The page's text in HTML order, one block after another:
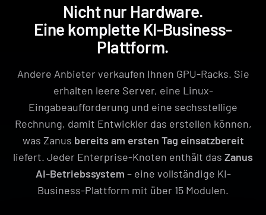
Nicht nur Hardware.
Eine komplette KI-Business-
Plattform.
Andere Anbieter verkaufen Ihnen GPU-Racks. Sie
erhalten leere Server, eine Linux-
Eingabeaufforderung und eine sechsstellige
Rechnung, damit Entwickler das erstellen können,
was Zanus bereits am ersten Tag einsatzbereit
liefert. Jeder Enterprise-Knoten enthält das Zanus
AI-Betriebssystem – eine vollständige KI-
Business-Plattform mit über 15 Modulen.